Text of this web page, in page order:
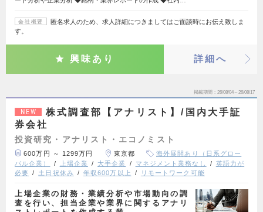
会社概要
匿名求人のため、求人詳細につきましてはご面談時にお伝え致しま
す。
興味あり 詳細へ
掲載期間 26/08/04～26/08/17
NEW
株式調査部【アナリスト】/国内大手証
券会社
投資研究・アナリスト・エコノミスト
600万円 ～ 1299万円 東京都
海外展開あり（日系グロー
バル企業）
上場企業 大手企業 マネジメント業務なし
英語力が
必要
土日祝休み 年収600万以上 リモートワーク可能
上場企業の財務・業績分析や市場動向の調
査を行い、担当企業や業界に関するアナリ